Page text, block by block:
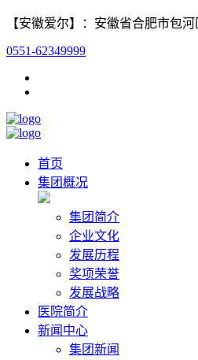
【安徽爱尔】：安徽省合肥市包
0551-62349999
首页
集团概况
集团简介
企业文化
发展历程
奖项荣誉
发展战略
医院简介
新闻中心
集团新闻